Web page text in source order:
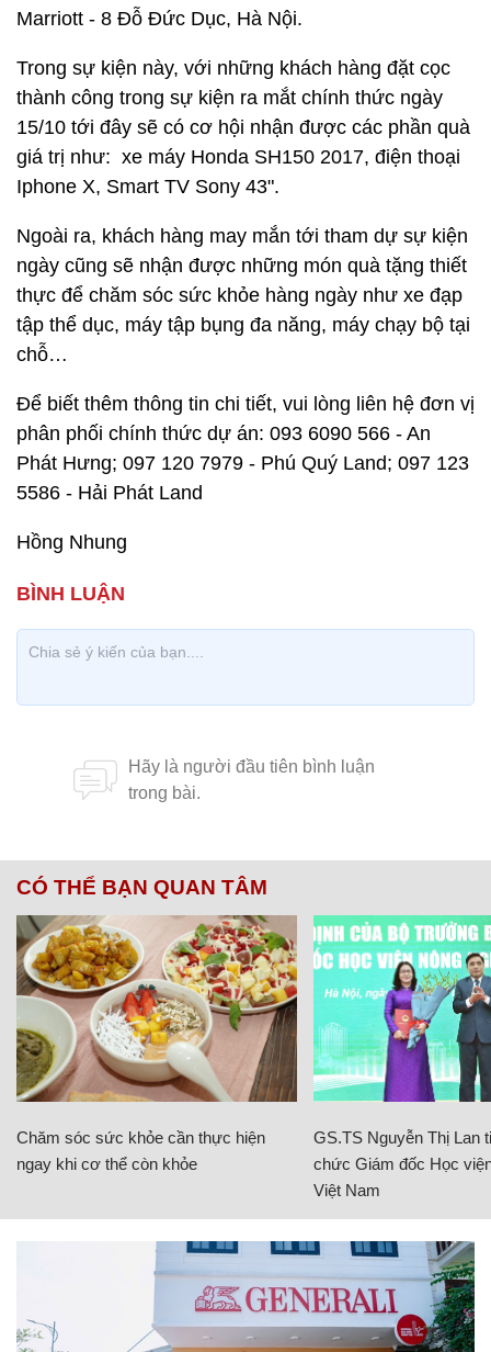
Marriott - 8 Đỗ Đức Dục, Hà Nội.
Trong sự kiện này, với những khách hàng đặt cọc
thành công trong sự kiện ra mắt chính thức ngày
15/10 tới đây sẽ có cơ hội nhận được các phần quà
giá trị như: xe máy Honda SH150 2017, điện thoại
Iphone X, Smart TV Sony 43".
Ngoài ra, khách hàng may mắn tới tham dự sự kiện
ngày cũng sẽ nhận được những món quà tặng thiết
thực để chăm sóc sức khỏe hàng ngày như xe đạp
tập thể dục, máy tập bụng đa năng, máy chạy bộ tại
chỗ…
Để biết thêm thông tin chi tiết, vui lòng liên hệ đơn vị
phân phối chính thức dự án: 093 6090 566 - An
Phát Hưng; 097 120 7979 - Phú Quý Land; 097 123
5586 - Hải Phát Land
Hồng Nhung
CÓ THỂ BẠN QUAN TÂM
Chăm sóc sức khỏe cần thực hiện
ngay khi cơ thể còn khỏe
GS.TS Nguyễn Thị Lan
chức Giám đốc Học
Việt Nam